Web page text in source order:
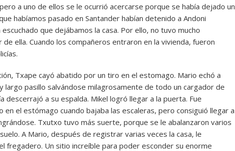
a uno de ellos se le ocurrió acercarse porque se había dejado un
habíamos pasado en Santander habían detenido a Andoni
que dejábamos la casa. Por ello, no tuvo mucho
de ella. Cuando los compañeros entraron en la vivienda, fueron
Txape cayó abatido por un tiro en el estomago. Mario echó a
largo pasillo salvándose milagrosamente de todo un cargador de
descerrajó a su espalda. Mikel logró llegar a la puerta. Fue
en el estómago cuando bajaba las escaleras, pero consiguió llegar a
Txutxo tuvo más suerte, porque se le abalanzaron varios
A Mario, después de registrar varias veces la casa, le
fregadero. Un sitio increíble para poder esconder su enorme